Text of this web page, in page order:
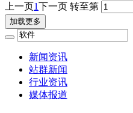
上一页1下一页 转至第
加载更多
新闻资讯
站群新闻
行业资讯
媒体报道